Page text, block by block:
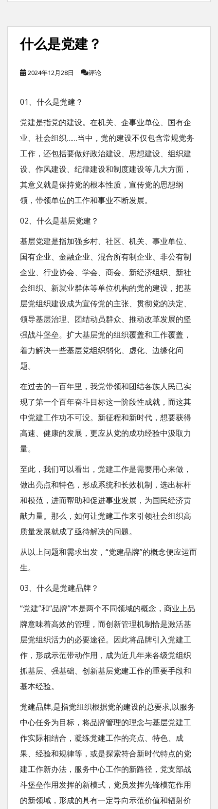
什么是党建？
2024年12月28日 评论
01、什么是党建？
党建是指党的建设。在机关、企事业单位、国有企
业、社会组织……当中，党的建设不仅包含常规党务
工作，还包括要做好政治建设、思想建设、组织建
设、作风建设、纪律建设和制度建设等几大方面，
其意义就是保持党的根本性质，宣传党的思想纲
领，带领单位的工作和事业不断发展。
02、什么是基层党建？
基层党建是指加强乡村、社区、机关、事业单位、
国有企业、金融企业、混合所有制企业、非公有制
企业、行业协会、学会、商会、新经济组织、新社
会组织、新就业群体等单位机构的党的建设，把基
层党组织建设成为宣传党的主张、贯彻党的决定、
领导基层治理、团结动员群众、推动改革发展的坚
强战斗堡垒。扩大基层党的组织覆盖和工作覆盖，
着力解决一些基层党组织弱化、虚化、边缘化问
题。
在过去的一百年里，我党带领和团结各族人民已实
现了第一个百年奋斗目标这一阶段性成就，而这其
中党建工作功不可没。新征程和新时代，想要获得
高速、健康的发展，更应从党的成功经验中汲取力
量。
至此，我们可以看出，党建工作是需要用心来做，
做出亮点和特色，形成系统和长效机制，选出标杆
和模范，进而帮助和促进事业发展，为国民经济贡
献力量。那么，如何让党建工作来引领社会组织高
质量发展就成了亟待解决的问题。
从以上问题和需求出发，“党建品牌”的概念便应运而
生。
03、什么是党建品牌？
“党建”和“品牌”本是两个不同领域的概念，商业上品
牌意味着高效的管理，而创新管理机制恰是激活基
层党组织活力的必要途径。因此将品牌引入党建工
作，形成示范带动作用，成为近几年来各级党组织
抓基层、强基础、创新基层党建工作的重要手段和
基本经验。
党建品牌,是指党组织根据党的建设的总要求,以服务
中心任务为目标，将品牌管理的理念与基层党建工
作实际相结合，凝练党建工作的亮点、特色、成
果、经验和规律等，或是探索符合新时代特点的党
建工作新办法，服务中心工作的新路径，党支部战
斗堡垒作用发挥的新模式，党员发挥先锋模范作用
的新领域，形成的具有一定导向示范价值和辐射价